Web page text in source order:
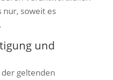
nur, soweit es
und
geltenden